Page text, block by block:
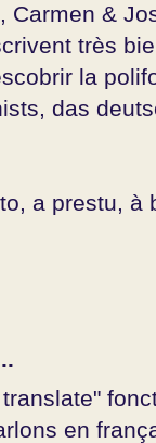
Carmen &
très
la
das
a prestu, à
en